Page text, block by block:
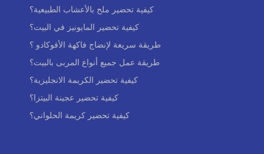
كيفية تحضير ملح بالأعشاب الطبيعية؟
كيفية تحضير المايونيز في البيت؟
طريقة سريعة لإنضاج فاكهة الأفوكادو ؟
طريقة عمل جميع أنواع المربى بالبيت؟
كيفية تحضير الكريمة الانجليزية؟
كيفية تحضير عجينة البيتزا؟
كيفية تحضير كريمة الحلواني؟